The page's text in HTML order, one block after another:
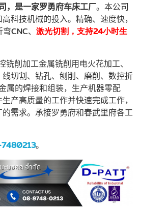
，是一家罗勇府车床工厂。本公司
科技机械的投入。精确、速度快，
弯CNC、 激光切割，支持24小时生
铣削加工金属铣削用电火花加工、
切割、钻孔、刨削、磨削、数控折
属的焊接和组装，生产机器零配
产高质量的工作并快速完成工作，
需求。承接罗勇府和春武里府各工
7480213。